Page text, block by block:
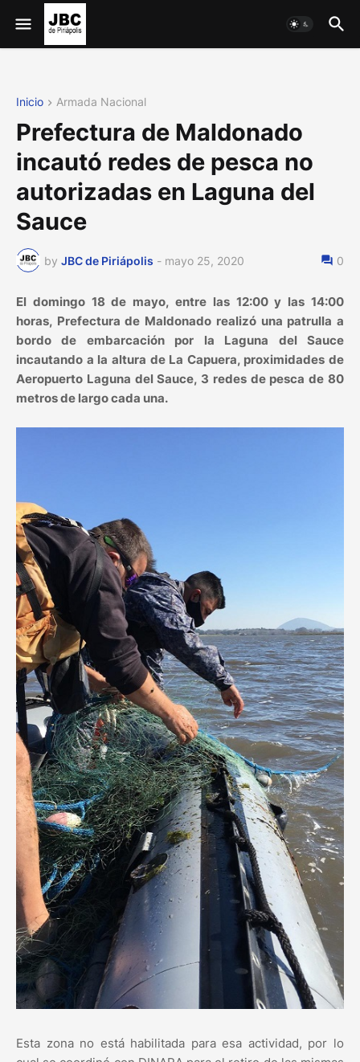
Inicio Armada Nacional
Prefectura de Maldonado
incautó redes de pesca no
autorizadas en Laguna del
Sauce
by JBC de Piriápolis - mayo 25, 2020 0
El domingo 18 de mayo, entre las 12:00 y las 14:00
horas, Prefectura de Maldonado realizó una patrulla a
bordo de embarcación por la Laguna del Sauce
incautando a la altura de La Capuera, proximidades de
Aeropuerto Laguna del Sauce, 3 redes de pesca de 80
metros de largo cada una.
Esta zona no está habilitada para esa actividad, por lo